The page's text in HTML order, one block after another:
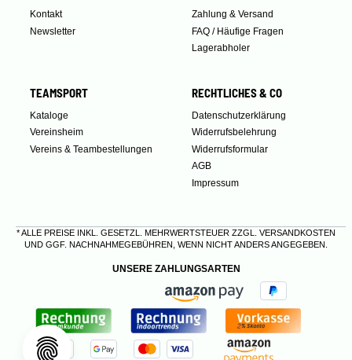
Kontakt
Newsletter
Zahlung & Versand
FAQ / Häufige Fragen
Lagerabholer
TEAMSPORT
Kataloge
Vereinsheim
Vereins & Teambestellungen
RECHTLICHES & CO
Datenschutzerklärung
Widerrufsbelehrung
Widerrufsformular
AGB
Impressum
* ALLE PREISE INKL. GESETZL. MEHRWERTSTEUER ZZGL. VERSANDKOSTEN
UND GGF. NACHNAHMEGEBÜHREN, WENN NICHT ANDERS ANGEGEBEN.
UNSERE ZAHLUNGSARTEN